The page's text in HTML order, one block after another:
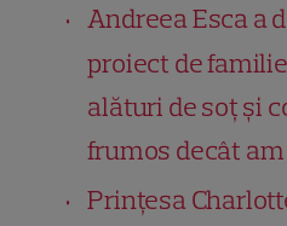
Andreea Esca a
proiect de
alături de soț și
frumos decât
Prințesa